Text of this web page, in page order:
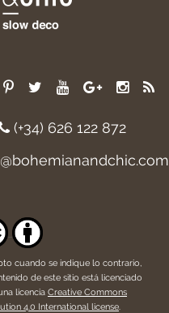
(+34) 626 122 872
cuando se indique lo contrario,
de este sitio está licenciado
licencia Creative Commons
4.0 International license